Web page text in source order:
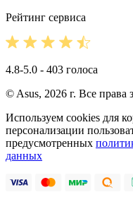
Рейтинг сервиса
4.8-5.0 - 403 голоса
© Asus, 2026 г. Все
Используем cookies для
персонализации
предусмотренных
данных